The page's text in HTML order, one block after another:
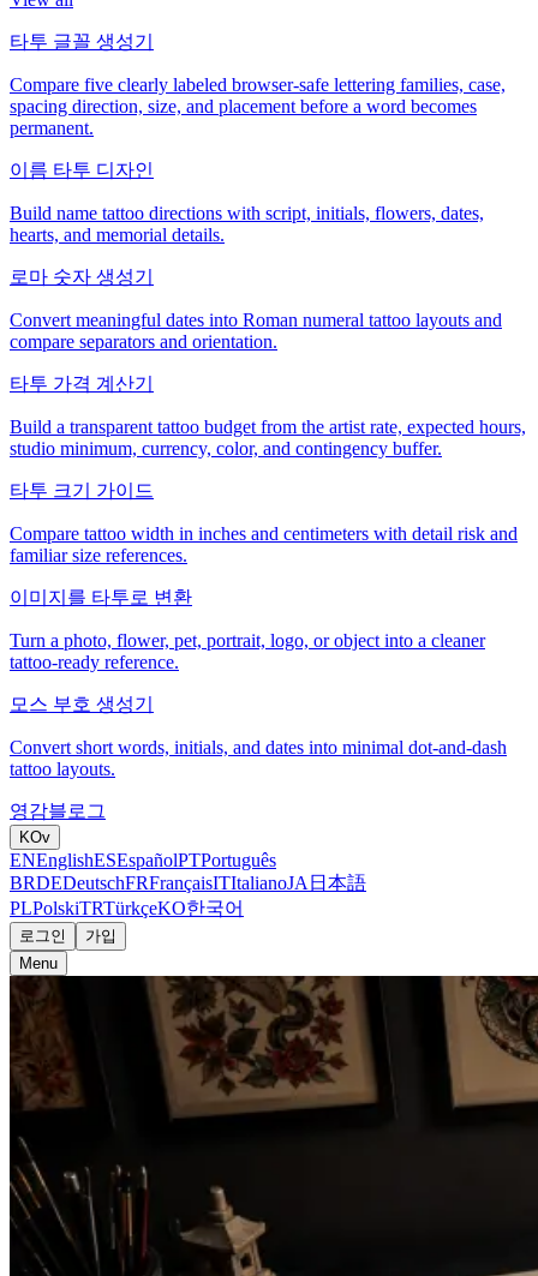
타투 글꼴 생성기
Compare five clearly labeled browser-safe lettering families, case,
spacing direction, size, and placement before a word becomes
permanent.
이름 타투 디자인
Build name tattoo directions with script, initials, flowers, dates,
hearts, and memorial details.
로마 숫자 생성기
Convert meaningful dates into Roman numeral tattoo layouts and
compare separators and orientation.
타투 가격 계산기
Build a transparent tattoo budget from the artist rate, expected hours,
studio minimum, currency, color, and contingency buffer.
타투 크기 가이드
Compare tattoo width in inches and centimeters with detail risk and
familiar size references.
이미지를 타투로 변환
Turn a photo, flower, pet, portrait, logo, or object into a cleaner
tattoo-ready reference.
모스 부호 생성기
Convert short words, initials, and dates into minimal dot-and-dash
tattoo layouts.
영감블로그
KOv
ENEnglishESEspañolPTPortuguês
BRDEDeutschFRFrançaisITItalianoJA 日本語
PLPolskiTRTürkçeKO한국어
로그인
가입
Menu